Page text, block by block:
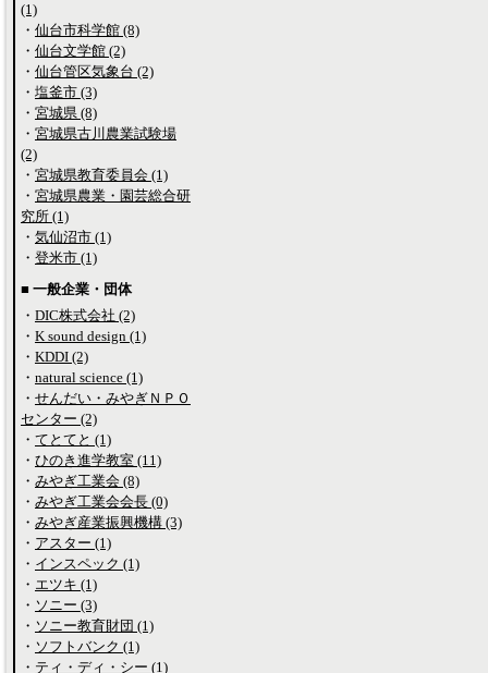
(1)
・ 仙台市科学館 (8)
・ 仙台文学館 (2)
・ 仙台管区気象台 (2)
・ 塩釜市 (3)
・ 宮城県 (8)
・ 宮城県古川農業試験場
(2)
・ 宮城県教育委員会 (1)
・ 宮城県農業・園芸総合研
究所 (1)
・ 気仙沼市 (1)
・ 登米市 (1)
■ 一般企業・団体
・ DIC株式会社 (2)
・ K sound design (1)
・ KDDI (2)
・ natural science (1)
・ せんだい・みやぎＮＰＯ
センター (2)
・ てとてと (1)
・ ひのき進学教室 (11)
・ みやぎ工業会 (8)
・ みやぎ工業会会長 (0)
・ みやぎ産業振興機構 (3)
・ アスター (1)
・ インスペック (1)
・ エツキ (1)
・ ソニー (3)
・ ソニー教育財団 (1)
・ ソフトバンク (1)
・ ティ・ディ・シー (1)